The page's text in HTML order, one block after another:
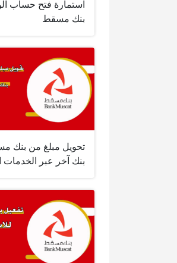
استمارة فتح حساب
بنك مسقط
تحويل مبلغ من بنك
بنك آخر عبر الخدمات